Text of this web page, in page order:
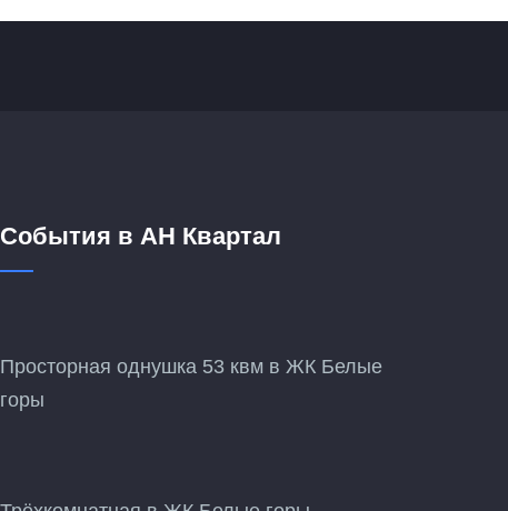
События в АН Квартал
Просторная однушка 53 квм в ЖК Белые
горы